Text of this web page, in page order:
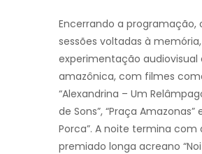
Encerrando a programação,
sessões voltadas à memória,
experimentação audiovisual
amazônica, com filmes
“Alexandrina – Um
de Sons”, “Praça Amazonas”
Porca”. A noite termina com
premiado longa acreano